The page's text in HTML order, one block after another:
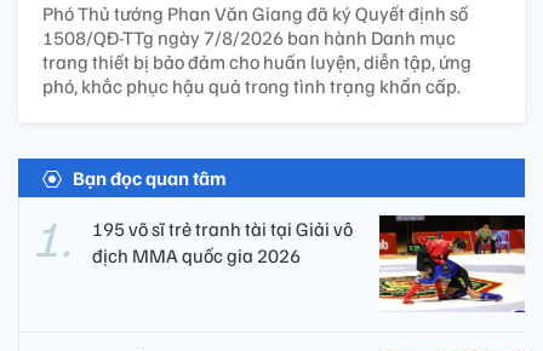
Phó Thủ tướng Phan Văn Giang đã ký Quyết định số
1508/QĐ-TTg ngày 7/8/2026 ban hành Danh mục
trang thiết bị bảo đảm cho huấn luyện, diễn tập, ứng
phó, khắc phục hậu quả trong tình trạng khẩn cấp.
Bạn đọc quan tâm
195 võ sĩ trẻ tranh tài tại Giải vô
địch MMA quốc gia 2026